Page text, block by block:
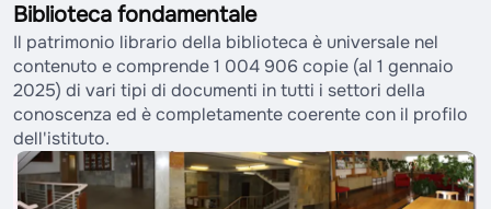
Biblioteca fondamentale
Il patrimonio librario della biblioteca è universale nel
contenuto e comprende 1 004 906 copie (al 1 gennaio
2025) di vari tipi di documenti in tutti i settori della
conoscenza ed è completamente coerente con il profilo
dell'istituto.